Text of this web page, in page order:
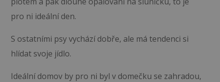
pro ni ideální den.
S ostatními psy vychází dobře, ale má tendenci si
hlídat svoje jídlo.
Ideální domov by pro ni byl v domečku se zahradou,